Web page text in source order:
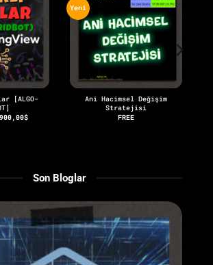
[ALGO-
900,00$Fiyat
Yeni
Ani Hacimsel Değişim
Stratejisi
FREE
Son Bloglar